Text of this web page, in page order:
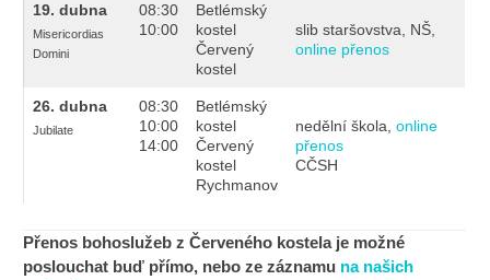
19. dubna
Misericordias
Domini
08:30
10:00
Betlémský
kostel
Červený
kostel
slib staršovstva, NŠ,
online přenos
26. dubna
Jubilate
08:30
10:00
14:00
Betlémský
kostel
Červený
kostel
Rychmanov
nedělní škola,online
přenos
CČSH
Přenos bohoslužeb z Červeného kostela je možné
poslouchat buď přímo, nebo ze záznamu na našich